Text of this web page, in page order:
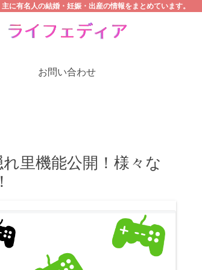
に有名人の結婚・妊娠・出産の情報をまとめています。
お問い合わせ
里機能公開！様々な